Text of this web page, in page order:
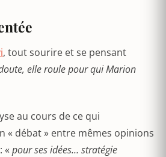
, tout sourire et se pensant
elle roule pour qui Marion
au cours de ce qui
« débat » entre mêmes opinions
« pour ses idées… stratégie